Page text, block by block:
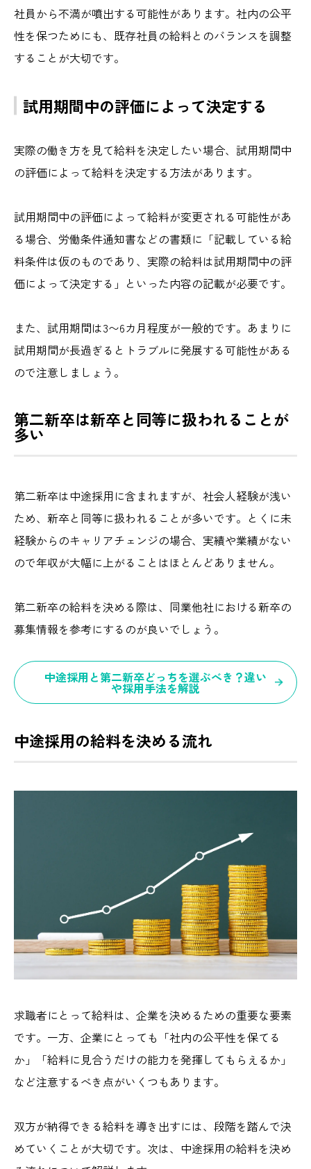
社員から不満が噴出する可能性があります。社内の公平
性を保つためにも、既存社員の給料とのバランスを調整
することが大切です。
試用期間中の評価によって決定する
実際の働き方を見て給料を決定したい場合、試用期間中
の評価によって給料を決定する方法があります。
試用期間中の評価によって給料が変更される可能性があ
る場合、労働条件通知書などの書類に「記載している給
料条件は仮のものであり、実際の給料は試用期間中の評
価によって決定する」といった内容の記載が必要です。
また、試用期間は3〜6カ月程度が一般的です。あまりに
試用期間が長過ぎるとトラブルに発展する可能性がある
ので注意しましょう。
第二新卒は新卒と同等に扱われることが
多い
第二新卒は中途採用に含まれますが、社会人経験が浅い
ため、新卒と同等に扱われることが多いです。とくに未
経験からのキャリアチェンジの場合、実績や業績がない
ので年収が大幅に上がることはほとんどありません。
第二新卒の給料を決める際は、同業他社における新卒の
募集情報を参考にするのが良いでしょう。
中途採用と第二新卒どっちを選ぶべき？違い
や採用手法を解説
中途採用の給料を決める流れ
求職者にとって給料は、企業を決めるための重要な要素
です。一方、企業にとっても「社内の公平性を保てる
か」「給料に見合うだけの能力を発揮してもらえるか」
など注意するべき点がいくつもあります。
双方が納得できる給料を導き出すには、段階を踏んで決
めていくことが大切です。次は、中途採用の給料を決め